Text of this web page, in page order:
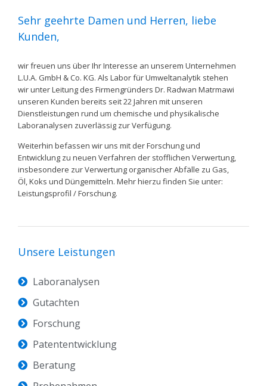
Sehr geehrte Damen und Herren, liebe
Kunden,
wir freuen uns über Ihr Interesse an unserem Unternehmen
L.U.A. GmbH & Co. KG. Als Labor für Umweltanalytik stehen
wir unter Leitung des Firmengründers Dr. Radwan Matrmawi
unseren Kunden bereits seit 22 Jahren mit unseren
Dienstleistungen rund um chemische und physikalische
Laboranalysen zuverlässig zur Verfügung.
Weiterhin befassen wir uns mit der Forschung und
Entwicklung zu neuen Verfahren der stofflichen Verwertung,
insbesondere zur Verwertung organischer Abfälle zu Gas,
Öl, Koks und Düngemitteln. Mehr hierzu finden Sie unter:
Leistungsprofil / Forschung.
Unsere Leistungen
Laboranalysen
Gutachten
Forschung
Patententwicklung
Beratung